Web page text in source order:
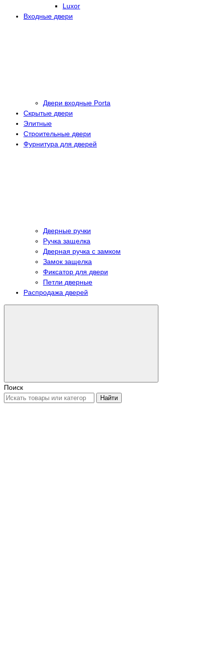
Luxor
Входные двери
Двери входные Porta
Скрытые двери
Элитные
Строительные двери
Фурнитура для дверей
Дверные ручки
Ручка защелка
Дверная ручка с замком
Замок защелка
Фиксатор для двери
Петли дверные
Распродажа дверей
Поиск
Найти